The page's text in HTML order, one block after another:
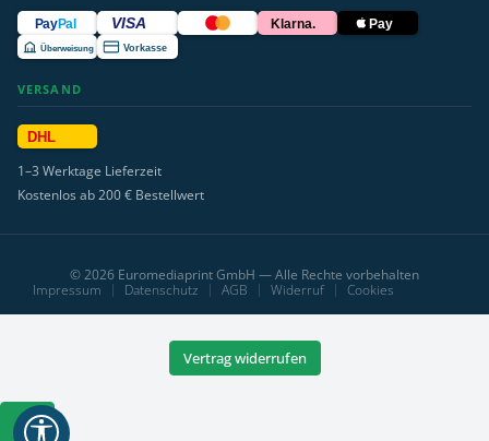
PayPal VISA Klarna. Pay
Überweisung Vorkasse
VERSAND
DHL
1–3 Werktage Lieferzeit
Kostenlos ab 200 € Bestellwert
© 2026 Euromediaprint GmbH — Alle Rechte vorbehalten
Impressum
Datenschutz AGB Widerruf Cookies
Vertrag widerrufen
Werkzeugleiste
anzeigen